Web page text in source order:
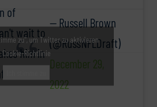
of
wait to
him in
— Russell Brown
(@RussNFLDraft)
December 29,
2022
zu", um Twitter zu aktivieren
Cookie-Richtlinie